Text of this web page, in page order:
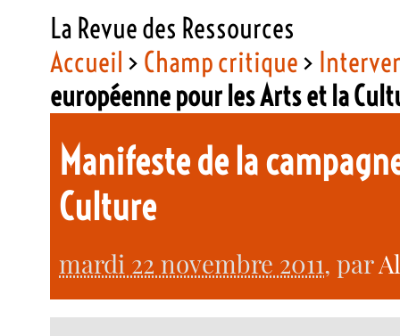
La Revue des Ressources
Accueil > Champ critique>
européenne pour les Arts et la
Manifeste de la
Culture
mardi 22 novembre 2011, par